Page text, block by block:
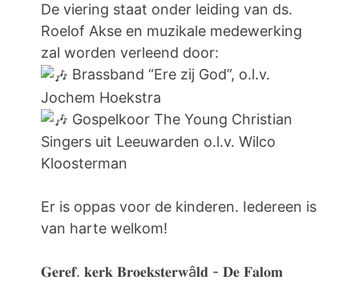
De viering staat onder leiding van ds.
Roelof Akse en muzikale medewerking
zal worden verleend door:
Brassband “Ere zij God”, o.l.v.
Jochem Hoekstra
Gospelkoor The Young Christian
Singers uit Leeuwarden o.l.v. Wilco
Kloosterman
Er is oppas voor de kinderen. Iedereen is
van harte welkom!
𝐆𝐞𝐫𝐞𝐟. 𝐤𝐞𝐫𝐤 𝐁𝐫𝐨𝐞𝐤𝐬𝐭𝐞𝐫𝐰â𝐥𝐝 - 𝐃𝐞 𝐅𝐚𝐥𝐨𝐦